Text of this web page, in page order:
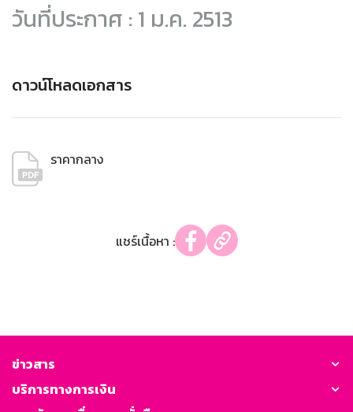
วันที่ประกาศ : 1 ม.ค. 2513
ดาวน์โหลดเอกสาร
ราคากลาง
แชร์เนื้อหา :
ข่าวสาร
บริการทางการเงิน